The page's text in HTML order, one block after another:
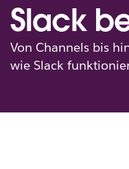
Slack
Von Channels bis
wie Slack